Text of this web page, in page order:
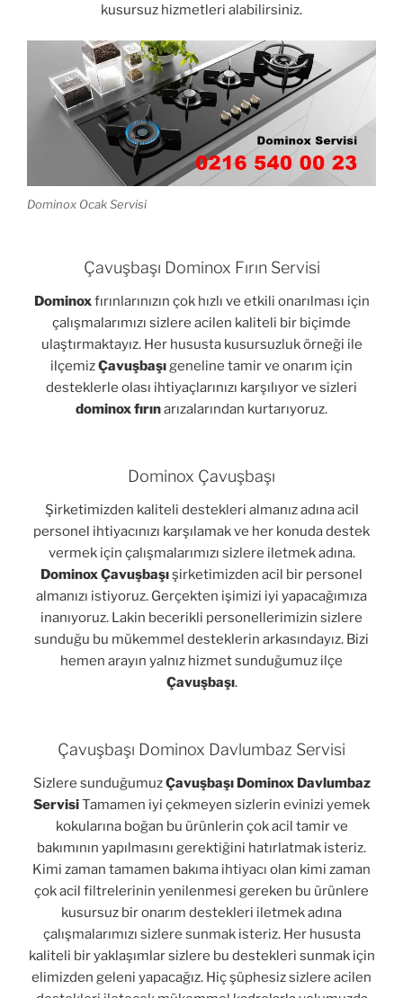
kusursuz hizmetleri alabilirsiniz.
Dominox Ocak Servisi
Çavuşbaşı Dominox Fırın Servisi
Dominoxfırınlarınızın çok hızlı ve etkili onarılması için
çalışmalarımızı sizlere acilen kaliteli bir biçimde
ulaştırmaktayız. Her hususta kusursuzluk örneği ile
ilçemizÇavuşbaşıgeneline tamir ve onarım için
desteklerle olası ihtiyaçlarınızı karşılıyor ve sizleri
dominox fırınarızalarından kurtarıyoruz.
Dominox Çavuşbaşı
Şirketimizden kaliteli destekleri almanız adına acil
personel ihtiyacınızı karşılamak ve her konuda destek
vermek için çalışmalarımızı sizlere iletmek adına.
Dominox Çavuşbaşışirketimizden acil bir personel
almanızı istiyoruz. Gerçekten işimizi iyi yapacağımıza
inanıyoruz. Lakin becerikli personellerimizin sizlere
sunduğu bu mükemmel desteklerin arkasındayız. Bizi
hemen arayın yalnız hizmet sunduğumuz ilçe
Çavuşbaşı.
Çavuşbaşı Dominox Davlumbaz Servisi
Sizlere sunduğumuzÇavuşbaşı Dominox Davlumbaz
ServisiTamamen iyi çekmeyen sizlerin evinizi yemek
kokularına boğan bu ürünlerin çok acil tamir ve
bakımının yapılmasını gerektiğini hatırlatmak isteriz.
Kimi zaman tamamen bakıma ihtiyacı olan kimi zaman
çok acil filtrelerinin yenilenmesi gereken bu ürünlere
kusursuz bir onarım destekleri iletmek adına
çalışmalarımızı sizlere sunmak isteriz. Her hususta
kaliteli bir yaklaşımlar sizlere bu destekleri sunmak için
elimizden geleni yapacağız. Hiç şüphesiz sizlere acilen